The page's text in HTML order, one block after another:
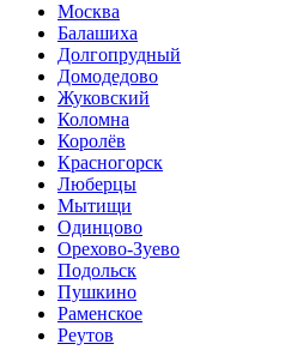
Москва
Балашиха
Долгопрудный
Домодедово
Жуковский
Коломна
Королёв
Красногорск
Люберцы
Мытищи
Одинцово
Орехово-Зуево
Подольск
Пушкино
Раменское
Реутов